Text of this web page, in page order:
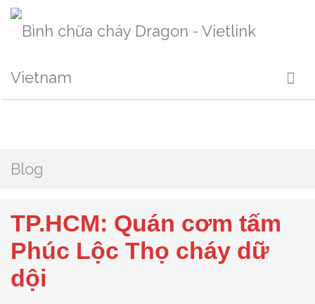
Blog
TP.HCM: Quán cơm tấm
Phúc Lộc Thọ cháy dữ
dội